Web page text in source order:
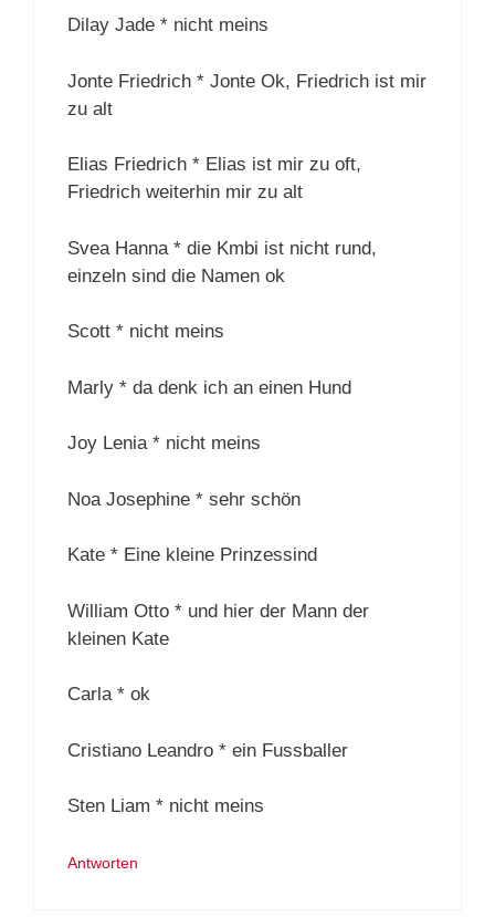
Dilay Jade * nicht meins
Jonte Friedrich * Jonte Ok, Friedrich ist mir
zu alt
Elias Friedrich * Elias ist mir zu oft,
Friedrich weiterhin mir zu alt
Svea Hanna * die Kmbi ist nicht rund,
einzeln sind die Namen ok
Scott * nicht meins
Marly * da denk ich an einen Hund
Joy Lenia * nicht meins
Noa Josephine * sehr schön
Kate * Eine kleine Prinzessind
William Otto * und hier der Mann der
kleinen Kate
Carla * ok
Cristiano Leandro * ein Fussballer
Sten Liam * nicht meins
Antworten